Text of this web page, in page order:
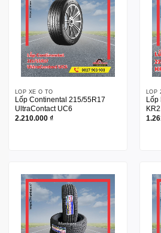
LỐP XE Ô TÔ
Lốp Continental 215/55R17
UltraContact UC6
2.210.000 ₫
LỐP
Lốp